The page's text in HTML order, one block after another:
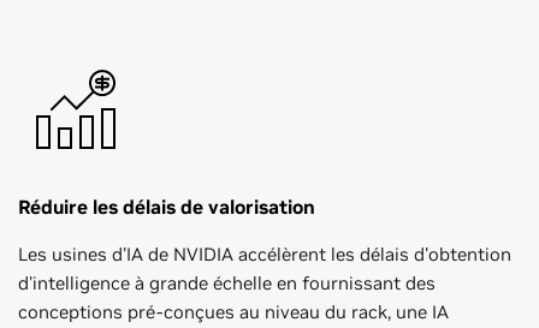
Réduire les délais de valorisation
Les usines d'IA de NVIDIA accélèrent les délais d'obtention
d'intelligence à grande échelle en fournissant des
conceptions pré-conçues au niveau du rack, une IA